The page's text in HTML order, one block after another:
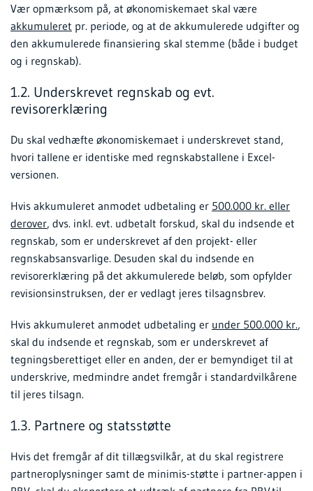
Vær opmærksom på, at økonomiskemaet skal være
akkumuleret pr. periode, og at de akkumulerede udgifter og
den akkumulerede finansiering skal stemme (både i budget
og i regnskab).
1.2. Underskrevet regnskab og evt.
revisorerklæring
Du skal vedhæfte økonomiskemaet i underskrevet stand,
hvori tallene er identiske med regnskabstallene i Excel-
versionen.
Hvis akkumuleret anmodet udbetaling er 500.000 kr. eller
derover, dvs. inkl. evt. udbetalt forskud, skal du indsende et
regnskab, som er underskrevet af den projekt- eller
regnskabsansvarlige. Desuden skal du indsende en
revisorerklæring på det akkumulerede beløb, som opfylder
revisionsinstruksen, der er vedlagt jeres tilsagnsbrev.
Hvis akkumuleret anmodet udbetaling er under 500.000 kr.,
skal du indsende et regnskab, som er underskrevet af
tegningsberettiget eller en anden, der er bemyndiget til at
underskrive, medmindre andet fremgår i standardvilkårene
til jeres tilsagn.
1.3. Partnere og statsstøtte
Hvis det fremgår af dit tillægsvilkår, at du skal registrere
partneroplysninger samt de minimis-støtte i partner-appen i